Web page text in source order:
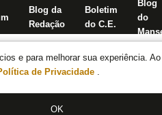
e para melhorar sua experiência.
de Privacidade .
OK
Blog da
Redação
Boletim
do C.E.
Blog
do